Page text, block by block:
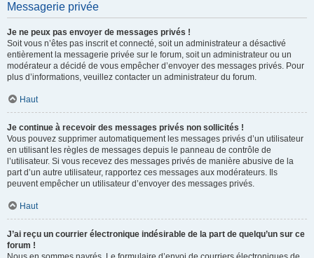
Messagerie privée
Je ne peux pas envoyer de messages privés !
Soit vous n’êtes pas inscrit et connecté, soit un administrateur a désactivé
entièrement la messagerie privée sur le forum, soit un administrateur ou un
modérateur a décidé de vous empêcher d’envoyer des messages privés. Pour
plus d’informations, veuillez contacter un administrateur du forum.
Haut
Je continue à recevoir des messages privés non sollicités !
Vous pouvez supprimer automatiquement les messages privés d’un utilisateur
en utilisant les règles de messages depuis le panneau de contrôle de
l’utilisateur. Si vous recevez des messages privés de manière abusive de la
part d’un autre utilisateur, rapportez ces messages aux modérateurs. Ils
peuvent empêcher un utilisateur d’envoyer des messages privés.
Haut
J’ai reçu un courrier électronique indésirable de la part de quelqu’un sur ce
forum !